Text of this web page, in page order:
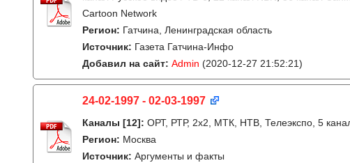
Cartoon Network
Регион: Гатчина, Ленинградская область
Источник: Газета Гатчина-Инфо
Добавил на сайт: Admin (2020-12-27 21:52:21)
24-02-1997 - 02-03-1997
Каналы [12]: ОРТ, РТР, 2х2, МТК, НТВ, Телеэкспо, 5
Регион: Москва
Источник: Аргументы и факты